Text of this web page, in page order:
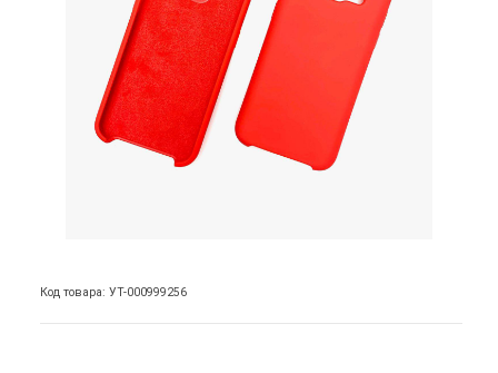
Код товара: УТ-000999256